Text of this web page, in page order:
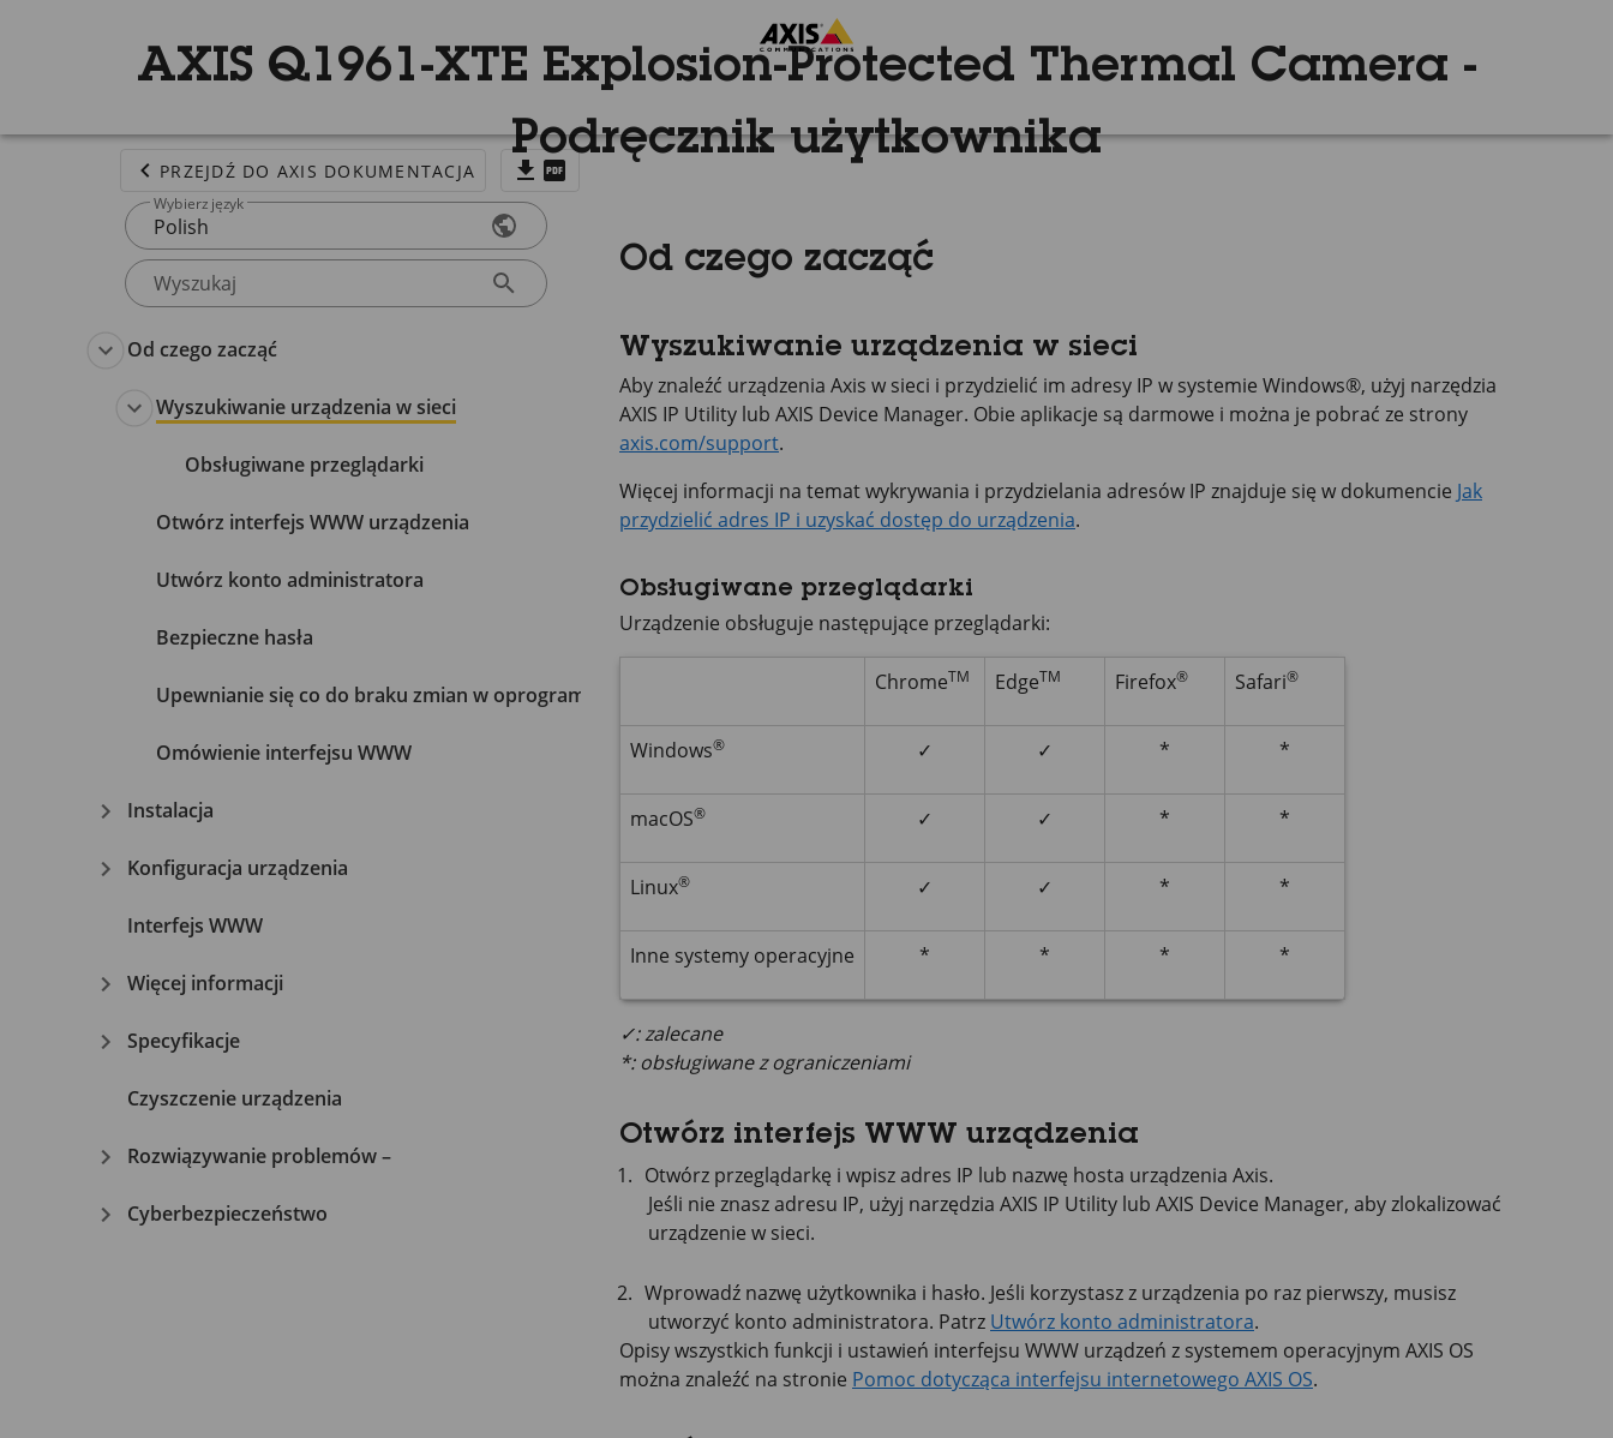
AXIS Q1961-XTE Explosion-Protected Thermal Camera -
Podręcznik użytkownika
PRZEJDŹ DO AXIS DOKUMENTACJA
Wybierz język
Polish
Wyszukaj
Od czego zacząć
Wyszukiwanie urządzenia w sieci
Obsługiwane przeglądarki
Otwórz interfejs WWW urządzenia
Utwórz konto administratora
Bezpieczne hasła
Upewnianie się co do braku zmian w oprogramowaniu urządzenia
Omówienie interfejsu WWW
Instalacja
Konfiguracja urządzenia
Interfejs WWW
Więcej informacji
Specyfikacje
Czyszczenie urządzenia
Rozwiązywanie problemów –
Cyberbezpieczeństwo
Od czego zacząć
Wyszukiwanie urządzenia w sieci
Aby znaleźć urządzenia Axis w sieci i przydzielić im adresy IP w systemie Windows®, użyj narzędzia
AXIS IP Utility lub AXIS Device Manager. Obie aplikacje są darmowe i można je pobrać ze strony
axis.com/support.
Więcej informacji na temat wykrywania i przydzielania adresów IP znajduje się w dokumencie Jak
przydzielić adres IP i uzyskać dostęp do urządzenia.
Obsługiwane przeglądarki
Urządzenie obsługuje następujące przeglądarki:
ChromeTM EdgeTM Firefox® Safari®
Windows® ✓ ✓ * *
macOS® ✓ ✓ * *
Linux® ✓ ✓ * *
Inne systemy operacyjne * * * *
✓: zalecane
*: obsługiwane z ograniczeniami
Otwórz interfejs WWW urządzenia
Otwórz przeglądarkę i wpisz adres IP lub nazwę hosta urządzenia Axis.
Jeśli nie znasz adresu IP, użyj narzędzia AXIS IP Utility lub AXIS Device Manager, aby zlokalizować
urządzenie w sieci.
Wprowadź nazwę użytkownika i hasło. Jeśli korzystasz z urządzenia po raz pierwszy, musisz
utworzyć konto administratora. Patrz Utwórz konto administratora.
Opisy wszystkich funkcji i ustawień interfejsu WWW urządzeń z systemem operacyjnym AXIS OS
można znaleźć na stronie Pomoc dotycząca interfejsu internetowego AXIS OS.